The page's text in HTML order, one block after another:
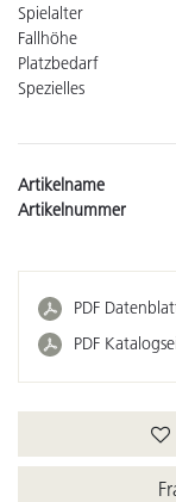
Spielalter
Fallhöhe
Platzbedarf
Spezielles
Artikelname
Artikelnummer
PDF
PDF